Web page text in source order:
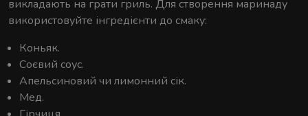
викладають на грати гриль. Для створення маринаду
використовуйте інгредієнти до смаку:
Коньяк.
Соєвий соус.
Апельсиновий чи лимонний сік.
Мед.